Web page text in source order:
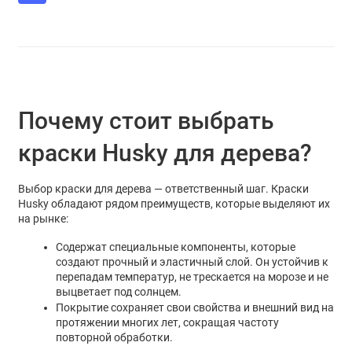
Почему стоит выбрать
краски Husky для дерева?
Выбор краски для дерева — ответственный шаг. Краски
Husky обладают рядом преимуществ, которые выделяют их
на рынке:
Содержат специальные компоненты, которые
создают прочный и эластичный слой. Он устойчив к
перепадам температур, не трескается на морозе и не
выцветает под солнцем.
Покрытие сохраняет свои свойства и внешний вид на
протяжении многих лет, сокращая частоту
повторной обработки.